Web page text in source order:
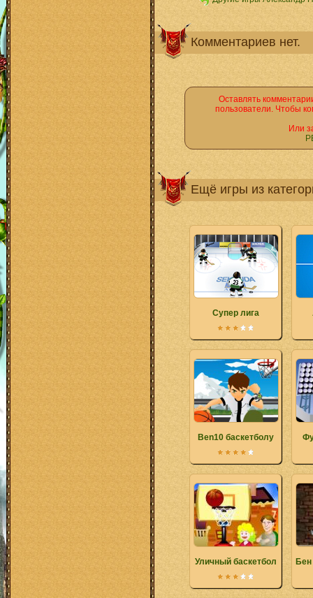
Комментариев нет.
Оставлять
пользователи. Чтобы
Или
Ещё игры из
Супер лига
Ben10 баскетболу
Уличный баскетбол